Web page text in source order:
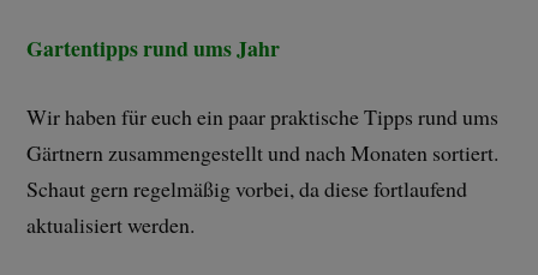
Gartentipps rund ums Jahr
Wir haben für euch ein paar praktische Tipps rund ums
Gärtnern zusammengestellt und nach Monaten sortiert.
Schaut gern regelmäßig vorbei, da diese fortlaufend
aktualisiert werden.